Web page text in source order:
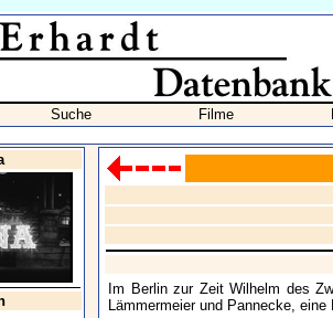
Suche Filme
Im Berlin zur Zeit Wilhelm des
Lämmermeier und Pannecke,